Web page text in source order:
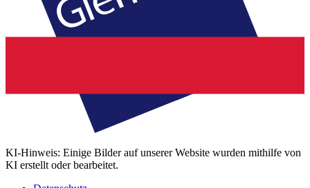
KI-Hinweis: Einige Bilder auf unserer Website wurden mithilfe von
KI erstellt oder bearbeitet.